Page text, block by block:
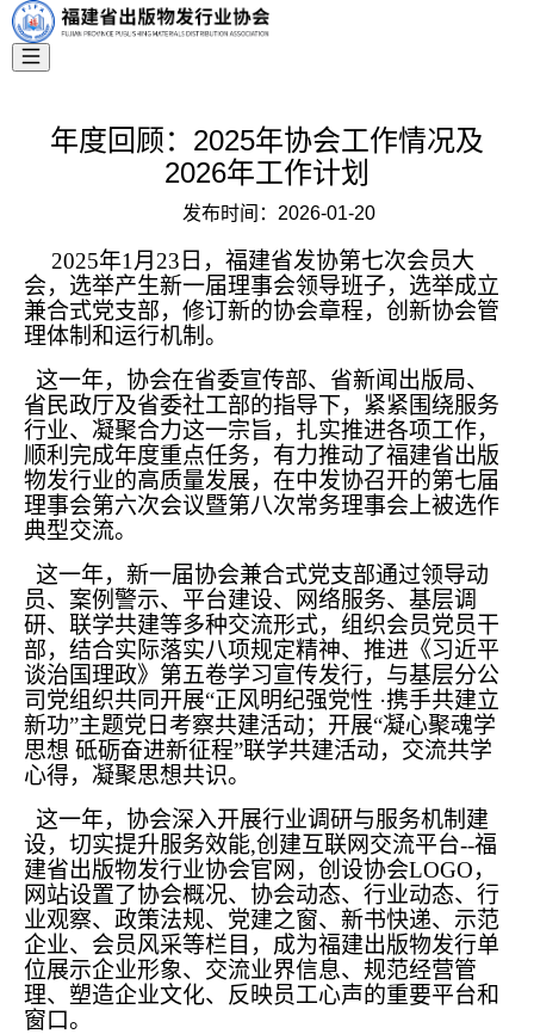
年度回顾：2025年协会工作情况及
2026年工作计划
发布时间： 2026-01-20
2025年1月23日，福建省发协第七次会员大
会，选举产生新一届理事会领导班子，选举成立
兼合式党支部，修订新的协会章程，创新协会管
理体制和运行机制。
这一年，协会在省委宣传部、省新闻出版局、
省民政厅及省委社工部的指导下，紧紧围绕服务
行业、凝聚合力这一宗旨，扎实推进各项工作，
顺利完成年度重点任务，有力推动了福建省出版
物发行业的高质量发展，在中发协召开的第七届
理事会第六次会议暨第八次常务理事会上被选作
典型交流。
这一年，新一届协会兼合式党支部通过领导动
员、案例警示、平台建设、网络服务、基层调
研、联学共建等多种交流形式，组织会员党员干
部，结合实际落实八项规定精神、推进《习近平
谈治国理政》第五卷学习宣传发行，与基层分公
司党组织共同开展“正风明纪强党性 ·携手共建立
新功”主题党日考察共建活动；开展“凝心聚魂学
思想 砥砺奋进新征程”联学共建活动，交流共学
心得，凝聚思想共识。
这一年，协会深入开展行业调研与服务机制建
设，切实提升服务效能,创建互联网交流平台--福
建省出版物发行业协会官网，创设协会LOGO，
网站设置了协会概况、协会动态、行业动态、行
业观察、政策法规、党建之窗、新书快递、示范
企业、会员风采等栏目，成为福建出版物发行单
位展示企业形象、交流业界信息、规范经营管
理、塑造企业文化、反映员工心声的重要平台和
窗口。